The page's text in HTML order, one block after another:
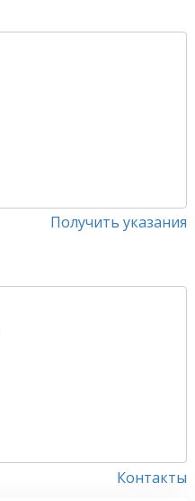
Получить указания
Контакты